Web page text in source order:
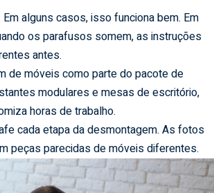
alguns casos, isso funciona bem. Em
os parafusos somem, as instruções
antes.
de móveis como parte do pacote de
modulares e mesas de escritório,
horas de trabalho.
cada etapa da desmontagem. As fotos
peças parecidas de móveis diferentes.